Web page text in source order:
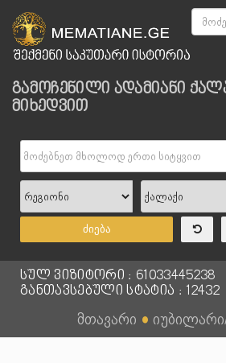
გამოჩენილი ადამიანი
მიხედვით
ძიება
სულ ვიზიტორი : 61033445238
განთავსებული სტატია : 12432
მთავარი ●